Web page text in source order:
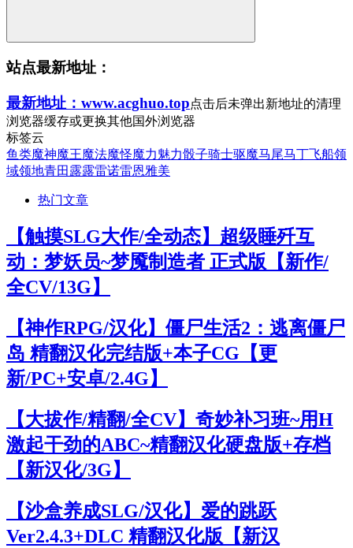
站点最新地址：
最新地址：www.acghuo.top点击后未弹出新地址的清理
浏览器缓存或更换其他国外浏览器
标签云
鱼类魔神魔王魔法魔怪魔力魅力骰子骑士驱魔马尾马丁飞船领
域领地青田 露露雷诺雷恩雅美
热门文章
【触摸SLG大作/全动态】超级睡歼互
动：梦妖员~梦魇制造者 正式版【新作/
全CV/13G】
【神作RPG/汉化】僵尸生活2：逃离僵尸
岛 精翻汉化完结版+本子CG【更
新/PC+安卓/2.4G】
【大拔作/精翻/全CV】奇妙补习班~用H
激起干劲的ABC~精翻汉化硬盘版+存档
【新汉化/3G】
【沙盒养成SLG/汉化】爱的跳跃
Ver2.4.3+DLC 精翻汉化版【新汉